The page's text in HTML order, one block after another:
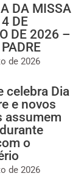
DA MISSA
DE
DE 2026 –
de 2026
celebra Dia
e novos
assumem
o
de 2026